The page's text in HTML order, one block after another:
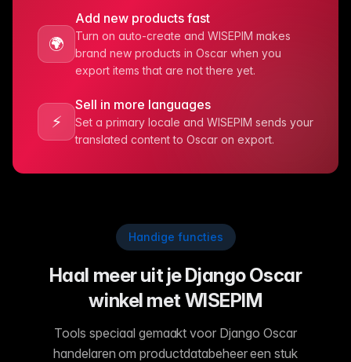
🌍
Add new products fast
Turn on auto-create and WISEPIM makes
brand new products in Oscar when you
export items that are not there yet.
⚡️
Sell in more languages
Set a primary locale and WISEPIM sends your
translated content to Oscar on export.
Handige functies
Haal meer uit je Django Oscar
winkel met WISEPIM
Tools speciaal gemaakt voor Django Oscar
handelaren om productdatabeheer een stuk